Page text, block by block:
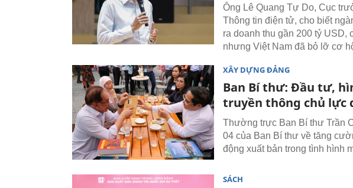
Ông Lê Quang Tự Do, Cục
Thông tin điện tử, cho biết
ra doanh thu gần 200 tỷ USD,
nhưng Việt Nam đã bỏ lỡ cơ
XÂY DỰNG ĐẢNG
Ban Bí thư: Đầu tư,
truyền thông chủ lực
Thường trực Ban Bí thư Trần
04 của Ban Bí thư về tăng
động xuất bản trong tình hình
SÁCH